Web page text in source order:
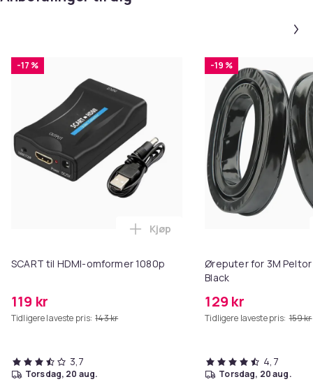
-17 %
SCART til HDMI-omformer 1080p
119 kr
Tidligere laveste pris: 143 kr
Legg SCART til HDMI-omformer
Kjøp
3,7
torsdag, 20 aug.
-19 %
Øreputer for 3M Peltor
Black
129 kr
Tidligere laveste pris: 159 kr
4,7
torsdag, 20 aug.